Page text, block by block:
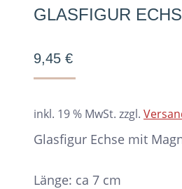
GLASFIGUR
9,45 €
inkl. 19 % MwSt. zzgl.
Glasfigur Echse mit
Länge: ca 7 cm